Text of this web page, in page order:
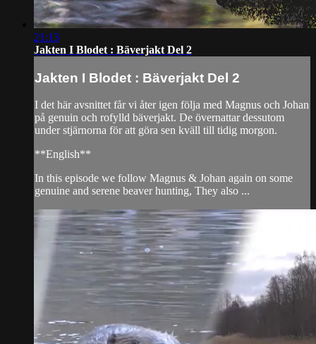
21:13
Jakten I Blodet : Bäverjakt Del 2
Jakten I Blodet : Bäverjakt Del 2
I det här avsnittet får vi åter igen följa med Magnus och Johan
på genuin och rofylld bäverjakt. De övernattar dessutom
under stjärnorna för att göra sen kväll till tidig morgon.
**English**
In this episode we follow Magnus & Johan again on some
genuine and serene beaver hunting, They also ...